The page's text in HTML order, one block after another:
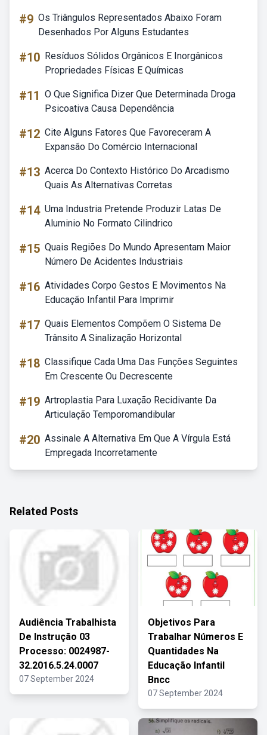
#9 Os Triângulos Representados Abaixo Foram
Desenhados Por Alguns Estudantes
#10 Resíduos Sólidos Orgânicos E Inorgânicos
Propriedades Físicas E Químicas
#11 O Que Significa Dizer Que Determinada Droga
Psicoativa Causa Dependência
#12 Cite Alguns Fatores Que Favoreceram A
Expansão Do Comércio Internacional
#13 Acerca Do Contexto Histórico Do Arcadismo
Quais As Alternativas Corretas
#14 Uma Industria Pretende Produzir Latas De
Aluminio No Formato Cilindrico
#15 Quais Regiões Do Mundo Apresentam Maior
Número De Acidentes Industriais
#16 Atividades Corpo Gestos E Movimentos Na
Educação Infantil Para Imprimir
#17 Quais Elementos Compõem O Sistema De
Trânsito A Sinalização Horizontal
#18 Classifique Cada Uma Das Funções Seguintes
Em Crescente Ou Decrescente
#19 Artroplastia Para Luxação Recidivante Da
Articulação Temporomandibular
#20 Assinale A Alternativa Em Que A Vírgula Está
Empregada Incorretamente
Related Posts
Audiência Trabalhista
De Instrução 03
Processo: 0024987-
32.2016.5.24.0007
07 September 2024
Objetivos Para
Trabalhar Números E
Quantidades Na
Educação Infantil
Bncc
07 September 2024